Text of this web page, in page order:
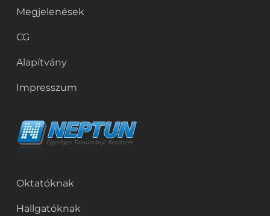
Megjelenések
CG
Alapítvány
Impresszum
Oktatóknak
Hallgatóknak